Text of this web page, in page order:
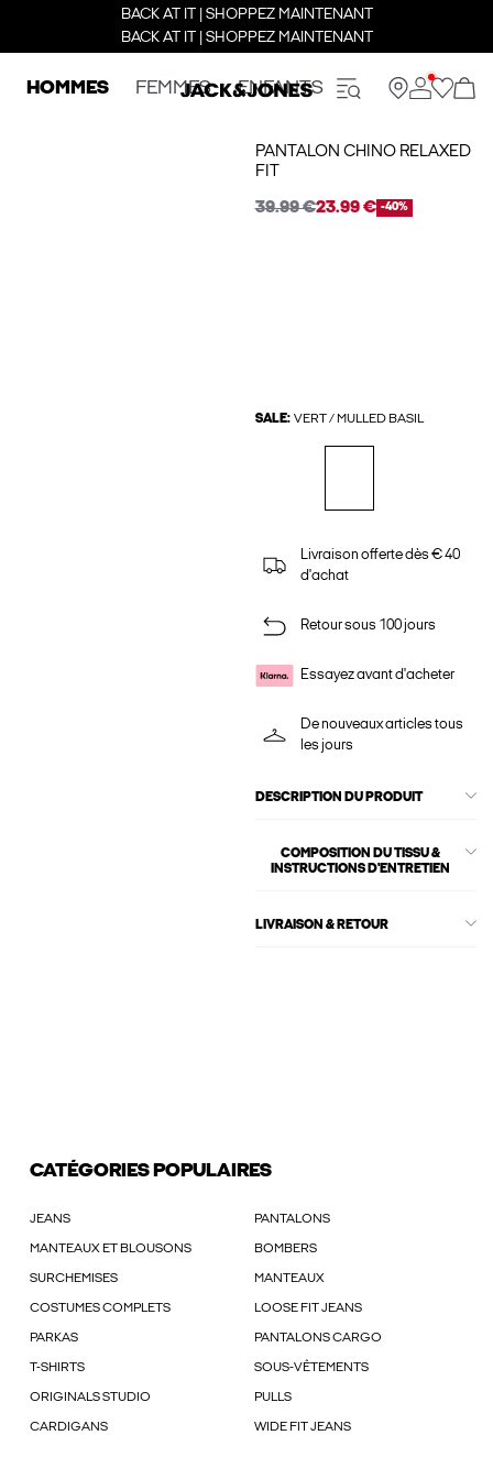
BACK AT IT | SHOPPEZ MAINTENANT
BACK AT IT | SHOPPEZ MAINTENANT
HOMMES FEMMES ENFANTS
PANTALON CHINO RELAXED
FIT
39.99 €23.99 € -40%
SALE: VERT / MULLED BASIL
Livraison offerte dès € 40
d'achat
Retour sous 100 jours
Essayez avant d'acheter
De nouveaux articles tous
les jours
DESCRIPTION DU PRODUIT
COMPOSITION DU TISSU &
INSTRUCTIONS D'ENTRETIEN
LIVRAISON & RETOUR
CATÉGORIES POPULAIRES
JEANS PANTALONS
MANTEAUX ET BLOUSONS BOMBERS
SURCHEMISES MANTEAUX
COSTUMES COMPLETS LOOSE FIT JEANS
PARKAS PANTALONS CARGO
T-SHIRTS SOUS-VÊTEMENTS
ORIGINALS STUDIO PULLS
CARDIGANS WIDE FIT JEANS